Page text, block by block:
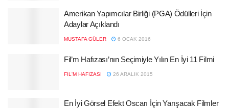
Amerikan Yapımcılar Birliği (PGA) Ödülleri İçin
Adaylar Açıklandı
MUSTAFA GÜLER 6 OCAK 2016
Fil’m Hafızası’nın Seçimiyle Yılın En İyi 11 Filmi
FIL'M HAFIZASI 26 ARALIK 2015
En İyi Görsel Efekt Oscarı İçin Yarışacak Filmler